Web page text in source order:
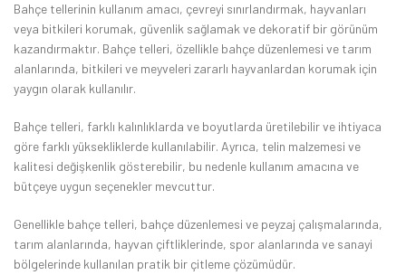
Bahçe tellerinin kullanım amacı, çevreyi sınırlandırmak, hayvanları
veya bitkileri korumak, güvenlik sağlamak ve dekoratif bir görünüm
kazandırmaktır. Bahçe telleri, özellikle bahçe düzenlemesi ve tarım
alanlarında, bitkileri ve meyveleri zararlı hayvanlardan korumak için
yaygın olarak kullanılır.
Bahçe telleri, farklı kalınlıklarda ve boyutlarda üretilebilir ve ihtiyaca
göre farklı yüksekliklerde kullanılabilir. Ayrıca, telin malzemesi ve
kalitesi değişkenlik gösterebilir, bu nedenle kullanım amacına ve
bütçeye uygun seçenekler mevcuttur.
Genellikle bahçe telleri, bahçe düzenlemesi ve peyzaj çalışmalarında,
tarım alanlarında, hayvan çiftliklerinde, spor alanlarında ve sanayi
bölgelerinde kullanılan pratik bir çitleme çözümüdür.